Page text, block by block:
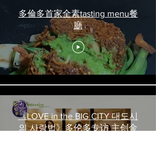
多倫多首家全素tasting menu餐
廳
《LOVE in the BIG CITY 대도시
의 사랑법》多伦多专访 主创金